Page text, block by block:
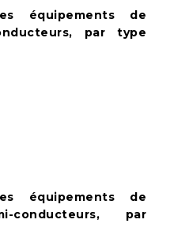
équipements de
par type
équipements de
par